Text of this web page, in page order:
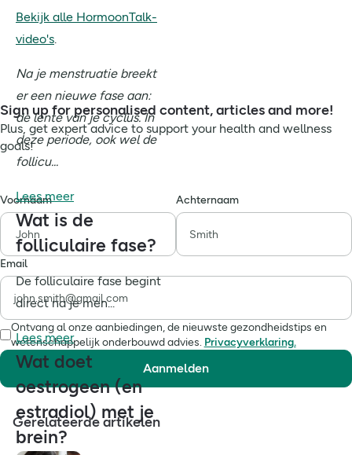
Bekijk alle HormoonTalk-
video's.
Na je menstruatie breekt
er een nieuwe fase aan:
de lente van je cyclus. In
deze periode, ook wel de
follicu...
Lees meer
Wat is de
folliculaire fase?
De folliculaire fase begint
direct na je men...
Lees meer
Wat doet
oestrogeen (en
estradiol) met je
brein?
Sign up for personalised content, articles and more!
Plus, get expert advice to support your health and wellness
goals!
Voornaam Achternaam
Email
Ontvang al onze aanbiedingen, de nieuwste gezondheidstips en
wetenschappelijk onderbouwd advies. Privacyverklaring.
Aanmelden
Gerelateerde artikelen